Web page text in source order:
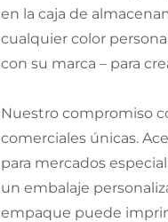
en la caja de
cualquier color
con su marca – para
Nuestro compromiso
comerciales únicas.
para mercados
un embalaje
empaque puede